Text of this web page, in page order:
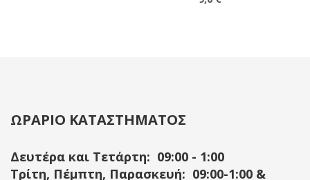
ΩΡΑΡΙΟ ΚΑΤΑΣΤΗΜΑΤΟΣ
Δευτέρα και Τετάρτη: 09:00 - 1:00
Τρίτη, Πέμπτη, Παρασκευή: 09:00-1:00 &